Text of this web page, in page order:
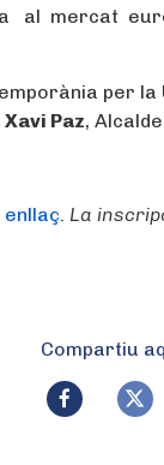
al mercat
per la
Xavi Paz,
enllaç. La
Compartiu